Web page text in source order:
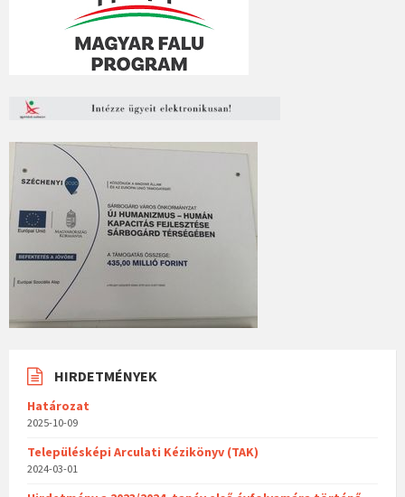
HIRDETMÉNYEK
Határozat
2025-10-09
Településképi Arculati Kézikönyv (TAK)
2024-03-01